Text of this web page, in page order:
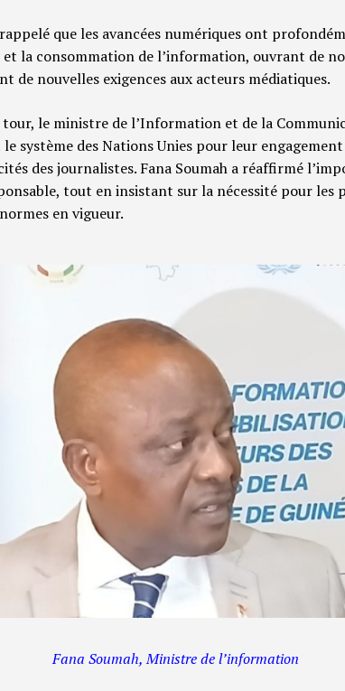
que les avancées numériques ont
la consommation de l’information, ouvrant de
de nouvelles exigences aux acteurs médiatiques.
le ministre de l’Information et de la
système des Nations Unies pour leur
des journalistes. Fana Soumah a réaffirmé
tout en insistant sur la nécessité pour les
en vigueur.
Fana Soumah, Ministre de l’information